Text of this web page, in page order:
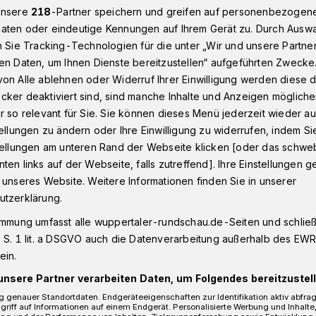
zu Oberbürgermeister Schneidewind​
endlich“
Rundschau-Leserbrief
218-Partner speichern und greifen auf
oder eindeutige Kennungen auf Ihrem Gerät zu. Durch
Sie Tracking-Technologien für die unter „Wir und unsere
Daten, um Ihnen Dienste bereitzustellen“ aufgeführten
Alle ablehnen oder Widerruf Ihrer Einwilligung werden diese
deaktiviert sind, sind manche Inhalte und Anzeigen
so relevant für Sie. Sie können dieses Menü jederzeit wieder
zu ändern oder Ihre Einwilligung zu widerrufen, indem
am unteren Rand der Webseite klicken [oder das
links auf der Webseite, falls zutreffend]. Ihre Einstellungen
Website. Weitere Informationen finden Sie in unserer
umfasst alle wuppertaler-rundschau.de-Seiten und
1 lit. a DSGVO auch die Datenverarbeitung außerhalb des
Partner verarbeiten Daten, um Folgendes
genauer Standortdaten. Endgeräteeigenschaften zur Identifikation aktiv
auf Informationen auf einem Endgerät. Personalisierte Werbung und